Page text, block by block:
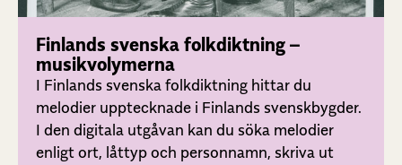
Finlands svenska folkdiktning –
musikvolymerna
I Finlands svenska folkdiktning hittar du
melodier upptecknade i Finlands svenskbygder.
I den digitala utgåvan kan du söka melodier
enligt ort, låttyp och personnamn, skriva ut